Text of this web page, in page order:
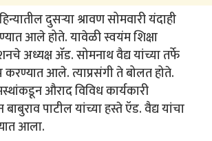
दुसऱ्या श्रावण सोमवारी यंदाही
आले होते. यावेळी स्वयंम शिक्षा
अध्यक्ष ॲड. सोमनाथ वैद्य यांच्या तर्फे
करण्यात आले. त्याप्रसंगी ते बोलत होते.
औराद विविध कार्यकारी
पाटील यांच्या हस्ते ऍड. वैद्य यांचा
आला.